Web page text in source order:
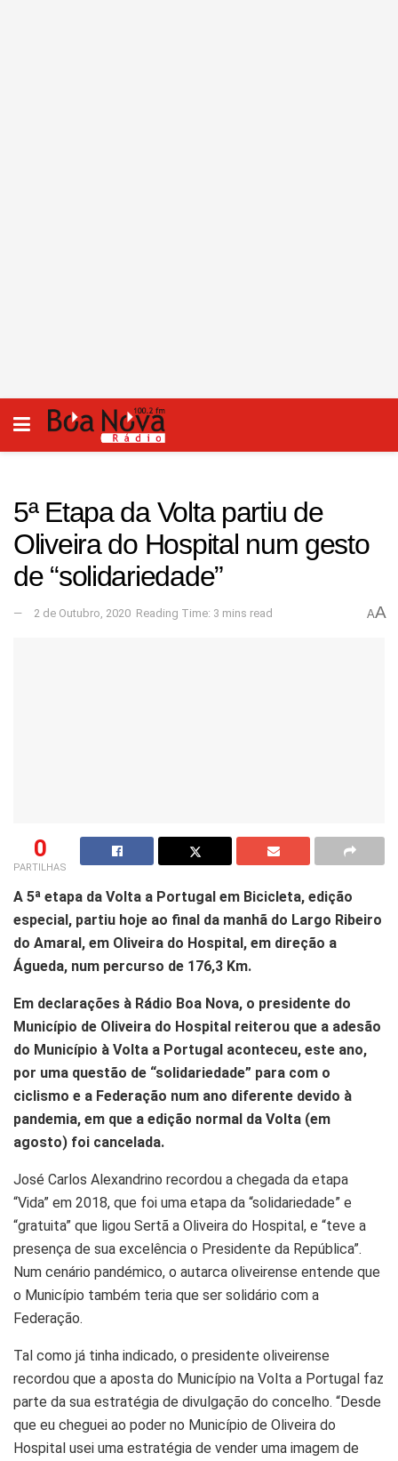
5ª Etapa da Volta partiu de
Oliveira do Hospital num gesto
de “solidariedade”
2 de Outubro, 2020 Reading Time: 3 mins read AA
0
PARTILHAS
A 5ª etapa da Volta a Portugal em Bicicleta, edição
especial, partiu hoje ao final da manhã do Largo Ribeiro
do Amaral, em Oliveira do Hospital, em direção a
Águeda, num percurso de 176,3 Km.
Em declarações à Rádio Boa Nova, o presidente do
Município de Oliveira do Hospital reiterou que a adesão
do Município à Volta a Portugal aconteceu, este ano,
por uma questão de “solidariedade” para com o
ciclismo e a Federação num ano diferente devido à
pandemia, em que a edição normal da Volta (em
agosto) foi cancelada.
José Carlos Alexandrino recordou a chegada da etapa
“Vida” em 2018, que foi uma etapa da “solidariedade” e
“gratuita” que ligou Sertã a Oliveira do Hospital, e “teve a
presença de sua excelência o Presidente da República”.
Num cenário pandémico, o autarca oliveirense entende que
o Município também teria que ser solidário com a
Federação.
Tal como já tinha indicado, o presidente oliveirense
recordou que a aposta do Município na Volta a Portugal faz
parte da sua estratégia de divulgação do concelho. “Desde
que eu cheguei ao poder no Município de Oliveira do
Hospital usei uma estratégia de vender uma imagem de